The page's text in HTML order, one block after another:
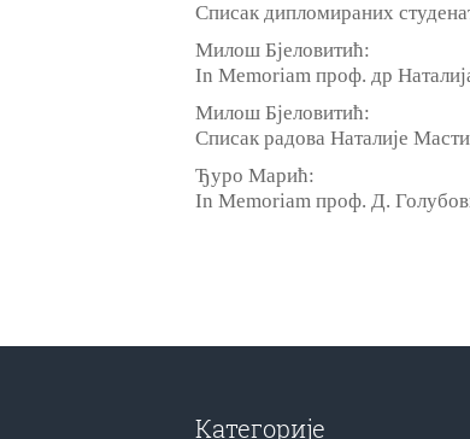
Списак дипломираних
Милош Бјеловитић:
In Memoriam проф. др
Милош Бјеловитић:
Списак радова Наталиje
Ђуро Марић:
In Memoriam проф. Д.
Категорије